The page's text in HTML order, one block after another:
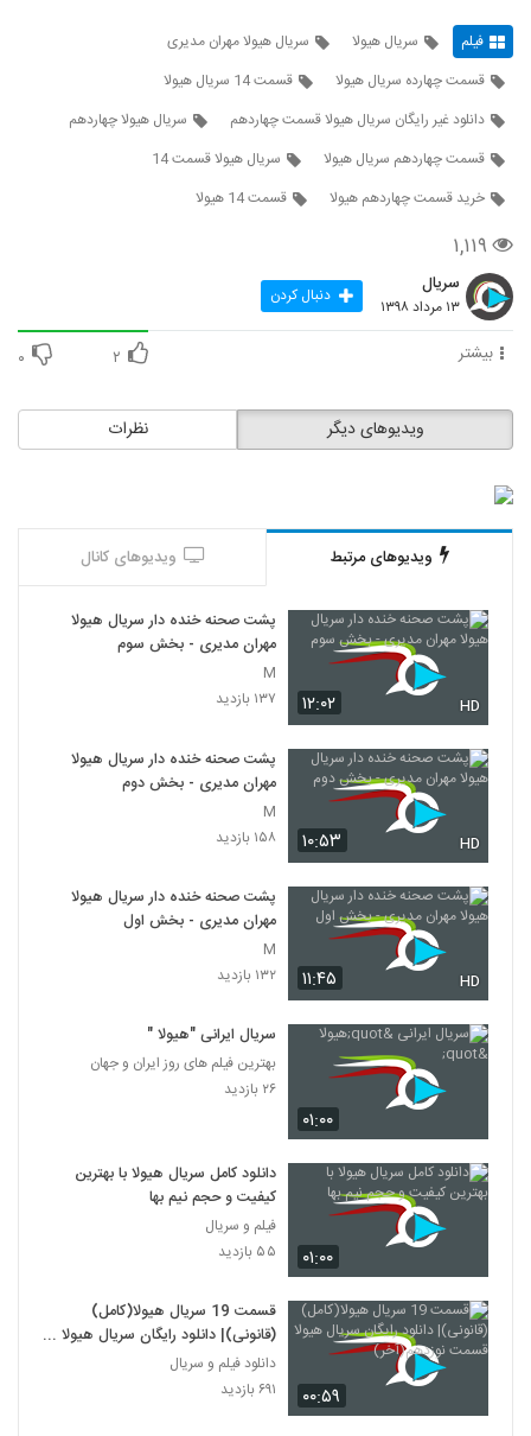
فیلم سریال هیولا
سریال هیولا مهران مدیری
قسمت چهارده سریال هیولا
قسمت 14 سریال هیولا
دانلود غیر رایگان سریال هیولا قسمت چهاردهم
سریال هیولا چهاردهم
قسمت چهاردهم سریال هیولا
سریال هیولا قسمت 14
خرید قسمت چهاردهم هیولا
قسمت 14 هیولا
۱,۱۱۹
سریال
۱۳ مرداد ۱۳۹۸ دنبال کردن
بیشتر ۲ ۰
نظرات ویدیوهای دیگر
ویدیوهای مرتبط ویدیوهای کانال
۱۲:۰۲ HD
پشت صحنه خنده دار سریال هیولا
مهران مدیری - بخش سوم
M
۱۳۷ بازدید
۱۰:۵۳ HD
پشت صحنه خنده دار سریال هیولا
مهران مدیری - بخش دوم
M
۱۵۸ بازدید
۱۱:۴۵ HD
پشت صحنه خنده دار سریال هیولا
مهران مدیری - بخش اول
M
۱۳۲ بازدید
۰۱:۰۰
سریال ایرانی "هیولا "
بهترین فیلم های روز ایران و جهان
۲۶ بازدید
۰۱:۰۰
دانلود کامل سریال هیولا با بهترین
کیفیت و حجم نیم بها
فیلم و سریال
۵۵ بازدید
۰۰:۵۹
قسمت 19 سریال هیولا(کامل)
(قانونی)| دانلود رایگان سریال هیولا
قسمت نوزدهم(آخر)
دانلود فیلم و سریال
۶۹۱ بازدید